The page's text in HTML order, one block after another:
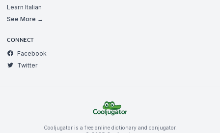
Learn Italian
See More →
CONNECT
Facebook
Twitter
Cooljugator is a free online dictionary and conjugator.